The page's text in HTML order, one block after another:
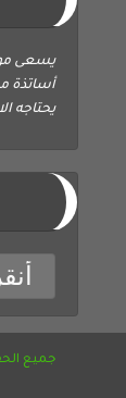
يسعى
أساتذة
يحتاجه
جميع